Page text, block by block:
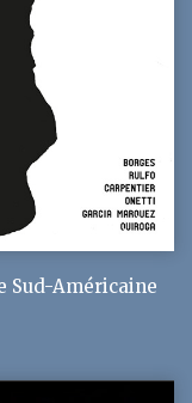
Sud-Américaine